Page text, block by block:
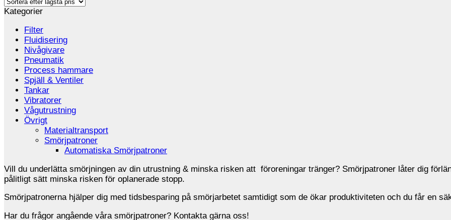
Kategorier
Filter
Fluidisering
Nivågivare
Pneumatik
Process hammare
Spjäll & Ventiler
Tankar
Vibratorer
Vågutrustning
Övrigt
Materialtransport
Smörjpatroner
Automatiska Smörjpatroner
Vill du underlätta smörjningen av din utrustning & minska risken att föroreningar tränger? Smörjpatroner låter dig
pålitligt sätt minska risken för oplanerade stopp.
Smörjpatronerna hjälper dig med tidsbesparing på smörjarbetet samtidigt som de ökar produktiviteten och du får en
Har du frågor angående våra smörjpatroner? Kontakta gärna oss!